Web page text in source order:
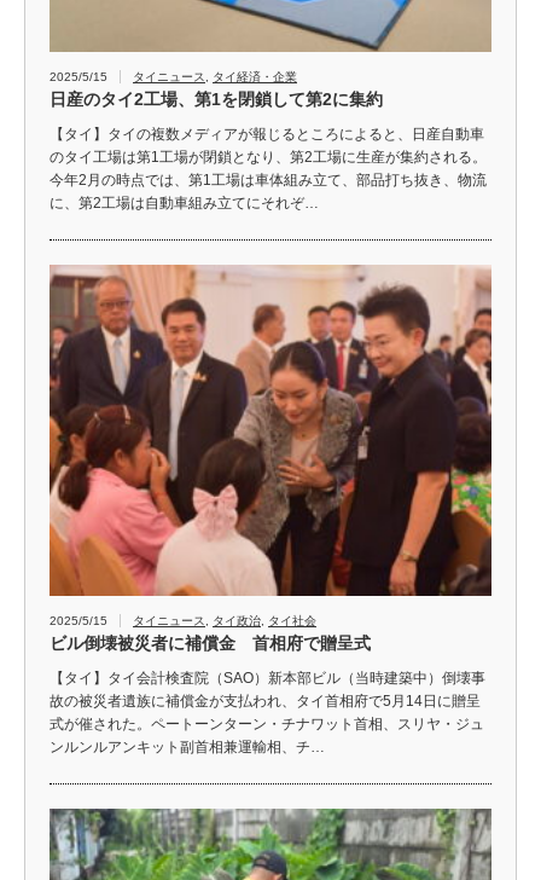
2025/5/15 タイニュース タイ経済・企業
日産のタイ2工場、第1を閉鎖して第2に集約
【タイ】タイの複数メディアが報じるところによると、日産自動車
のタイ工場は第1工場が閉鎖となり、第2工場に生産が集約される。
今年2月の時点では、第1工場は車体組み立て、部品打ち抜き、物流
に、第2工場は自動車組み立てにそれぞ…
2025/5/15 タイニュース タイ政治 タイ社会
ビル倒壊被災者に補償金 首相府で贈呈式
【タイ】タイ会計検査院（SAO）新本部ビル（当時建築中）倒壊事
故の被災者遺族に補償金が支払われ、タイ首相府で5月14日に贈呈
式が催された。ペートーンターン・チナワット首相、スリヤ・ジュ
ンルンルアンキット副首相兼運輸相、チ…